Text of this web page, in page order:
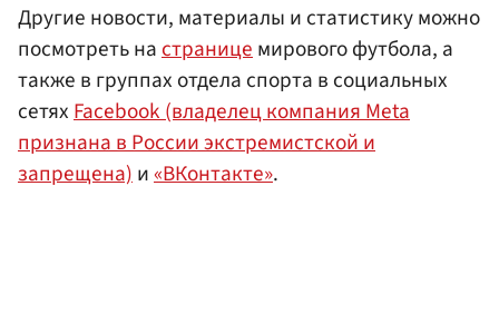
Другие новости, материалы и статистику можно
посмотреть настраницемирового футбола, а
также в группах отдела спорта в социальных
сетяхFacebook (владелец компания Meta
признана в России экстремистской и
запрещена)и«ВКонтакте».